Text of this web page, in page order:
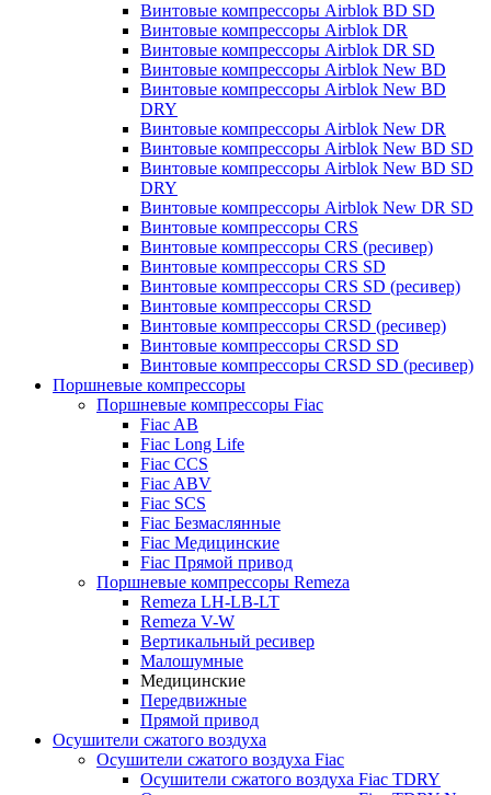
Винтовые компрессоры Airblok BD SD
Винтовые компрессоры Airblok DR
Винтовые компрессоры Airblok DR SD
Винтовые компрессоры Airblok New BD
Винтовые компрессоры Airblok New BD
DRY
Винтовые компрессоры Airblok New DR
Винтовые компрессоры Airblok New BD SD
Винтовые компрессоры Airblok New BD SD
DRY
Винтовые компрессоры Airblok New DR SD
Винтовые компрессоры CRS
Винтовые компрессоры CRS (ресивер)
Винтовые компрессоры CRS SD
Винтовые компрессоры CRS SD (ресивер)
Винтовые компрессоры CRSD
Винтовые компрессоры CRSD (ресивер)
Винтовые компрессоры CRSD SD
Винтовые компрессоры CRSD SD (ресивер)
Поршневые компрессоры
Поршневые компрессоры Fiac
Fiac AB
Fiac Long Life
Fiac CCS
Fiac ABV
Fiac SCS
Fiac Безмаслянные
Fiac Медицинские
Fiac Прямой привод
Поршневые компрессоры Remeza
Remeza LH-LB-LT
Remeza V-W
Вертикальный ресивер
Малошумные
Медицинские
Передвижные
Прямой привод
Осушители сжатого воздуха
Осушители сжатого воздуха Fiac
Осушители сжатого воздуха Fiac TDRY